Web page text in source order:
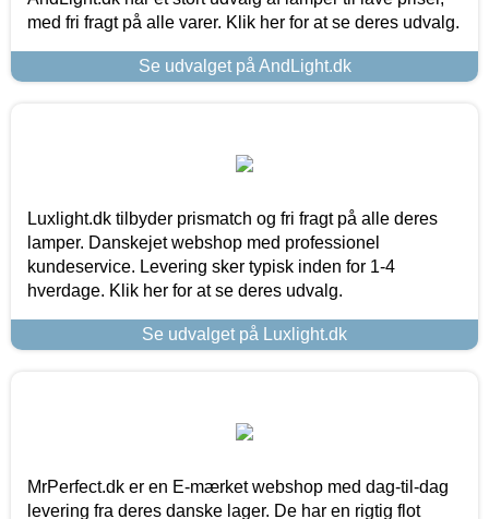
med fri fragt på alle varer. Klik her for at se deres udvalg.
Se udvalget på AndLight.dk
Luxlight.dk tilbyder prismatch og fri fragt på alle deres
lamper. Danskejet webshop med professionel
kundeservice. Levering sker typisk inden for 1-4
hverdage. Klik her for at se deres udvalg.
Se udvalget på Luxlight.dk
MrPerfect.dk er en E-mærket webshop med dag-til-dag
levering fra deres danske lager. De har en rigtig flot